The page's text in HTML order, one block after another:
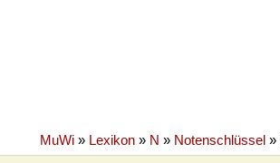
MuWi » Lexikon » N » Notenschlüssel »